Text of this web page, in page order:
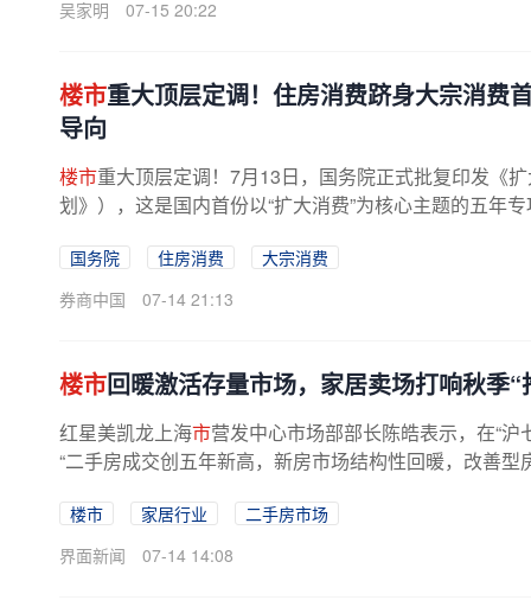
吴家明 07-15 20:22
楼市重大顶层定调！住房消费跻身大宗消费
导向
楼市重大顶层定调！7月13日，国务院正式批复印发《
划》），这是国内首份以“扩大消费”为核心主题的五年
国务院 住房消费
大宗消费
券商中国
07-14 21:13
楼市回暖激活存量市场，家居卖场打响秋季“
红星美凯龙上海市营发中心市场部部长陈皓表示，在“沪
“二手房成交创五年新高，新房市场结构性回暖，改善
楼市 家居行业
二手房市场
界面新闻
07-14 14:08